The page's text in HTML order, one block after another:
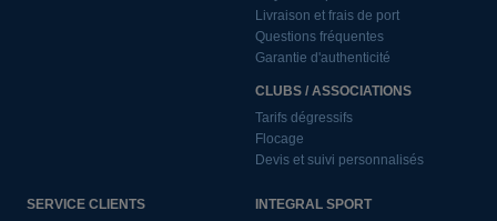
Livraison et frais de port
Questions fréquentes
Garantie d'authenticité
CLUBS / ASSOCIATIONS
Tarifs dégressifs
Flocage
Devis et suivi personnalisés
SERVICE CLIENTS
INTEGRAL SPORT